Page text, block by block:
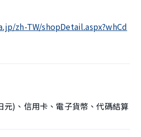
zh-TW/shopDetail.aspx?whCd
元)、信用卡、電子貨幣、代碼結算